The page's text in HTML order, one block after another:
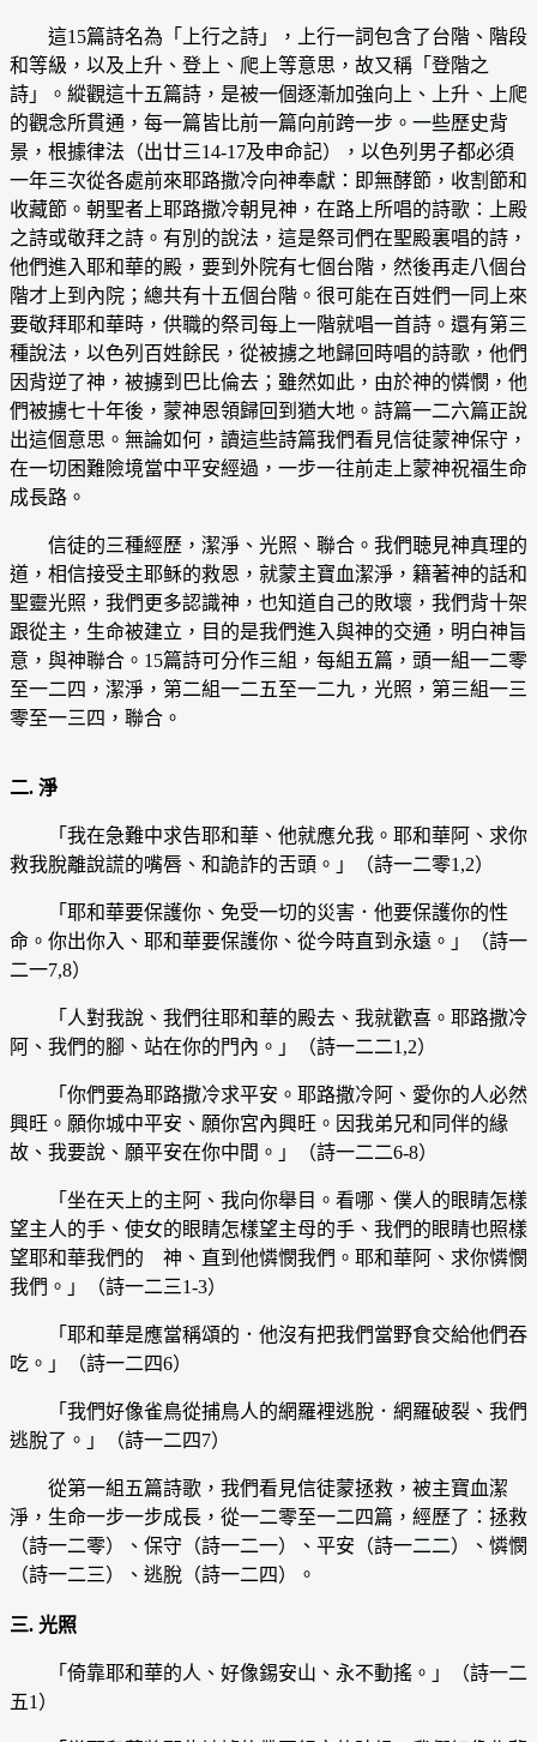
這15篇詩名為「上行之詩」，上行一詞包含了台階、階段
和等級，以及上升、登上、爬上等意思，故又稱「登階之
詩」。縱觀這十五篇詩，是被一個逐漸加強向上、上升、上爬
的觀念所貫通，每一篇皆比前一篇向前跨一步。一些歷史背
景，根據律法（出廿三14-17及申命記），以色列男子都必須
一年三次從各處前來耶路撒冷向神奉獻：即無酵節，收割節和
收藏節。朝聖者上耶路撒冷朝見神，在路上所唱的詩歌：上殿
之詩或敬拜之詩。有別的說法，這是祭司們在聖殿裏唱的詩，
他們進入耶和華的殿，要到外院有七個台階，然後再走八個台
階才上到內院；總共有十五個台階。很可能在百姓們一同上來
要敬拜耶和華時，供職的祭司每上一階就唱一首詩。還有第三
種說法，以色列百姓餘民，從被擄之地歸回時唱的詩歌，他們
因背逆了神，被擄到巴比倫去；雖然如此，由於神的憐憫，他
們被擄七十年後，蒙神恩領歸回到猶大地。詩篇一二六篇正說
出這個意思。無論如何，讀這些詩篇我們看見信徒蒙神保守，
在一切困難險境當中平安經過，一步一往前走上蒙神祝福生命
成長路。
信徒的三種經歷，潔淨、光照、聯合。我們聴見神真理的
道，相信接受主耶稣的救恩，就蒙主寶血潔淨，籍著神的話和
聖靈光照，我們更多認識神，也知道自己的敗壞，我們背十架
跟從主，生命被建立，目的是我們進入與神的交通，明白神旨
意，與神聯合。15篇詩可分作三組，每組五篇，頭一組一二零
至一二四，潔淨，第二組一二五至一二九，光照，第三組一三
零至一三四，聯合。
二. 淨
「我在急難中求告耶和華、他就應允我。耶和華阿、求你
救我脫離說謊的嘴唇、和詭詐的舌頭。」（詩一二零1,2）
「耶和華要保護你、免受一切的災害．他要保護你的性
命。你出你入、耶和華要保護你、從今時直到永遠。」（詩一
二一7,8）
「人對我說、我們往耶和華的殿去、我就歡喜。耶路撒冷
阿、我們的腳、站在你的門內。」（詩一二二1,2）
「你們要為耶路撒冷求平安。耶路撒冷阿、愛你的人必然
興旺。願你城中平安、願你宮內興旺。因我弟兄和同伴的緣
故、我要說、願平安在你中間。」（詩一二二6-8）
「坐在天上的主阿、我向你舉目。看哪、僕人的眼睛怎樣
望主人的手、使女的眼睛怎樣望主母的手、我們的眼睛也照樣
望耶和華我們的 神、直到他憐憫我們。耶和華阿、求你憐憫
我們。」（詩一二三1-3）
「耶和華是應當稱頌的．他沒有把我們當野食交給他們吞
吃。」（詩一二四6）
「我們好像雀鳥從捕鳥人的網羅裡逃脫．網羅破裂、我們
逃脫了。」（詩一二四7）
從第一組五篇詩歌，我們看見信徒蒙拯救，被主寶血潔
淨，生命一步一步成長，從一二零至一二四篇，經歷了：拯救
（詩一二零）、保守（詩一二一）、平安（詩一二二）、憐憫
（詩一二三）、逃脫（詩一二四）。
三. 光照
「倚靠耶和華的人、好像錫安山、永不動搖。」（詩一二
五1）